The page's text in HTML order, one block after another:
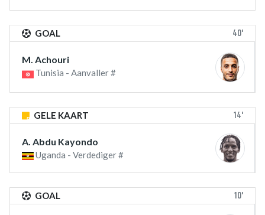
GOAL 40'
M. Achouri
Tunisia - Aanvaller #
GELE KAART 14'
A. Abdu Kayondo
Uganda - Verdediger #
GOAL 10'